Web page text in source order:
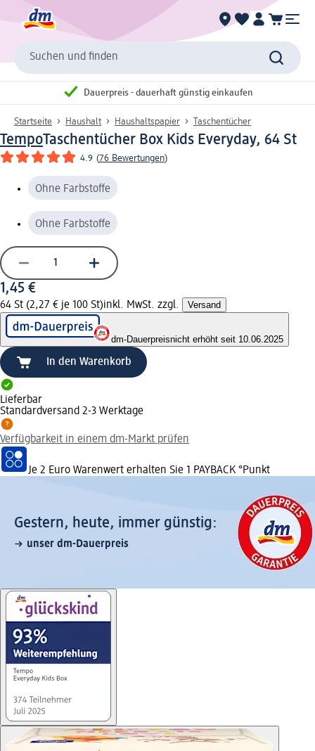
Suchen und finden
Dauerpreis - dauerhaft günstig einkaufen
Startseite Haushalt Haushaltspapier Taschentücher
TempoTaschentücher Box Kids Everyday, 64 St
4.9 (76 Bewertungen)
Ohne Farbstoffe
Ohne Farbstoffe
1,45 €
64 St (2,27 € je 100 St)inkl. MwSt. zzgl. Versand
dm-Dauerpreisnicht erhöht seit 10.06.2025
In den Warenkorb
Lieferbar
Standardversand 2-3 Werktage
Verfügbarkeit in einem dm-Markt prüfen
Je 2 Euro Warenwert erhalten Sie 1 PAYBACK °Punkt
Gestern, heute, immer günstig:
unser dm-Dauerpreis